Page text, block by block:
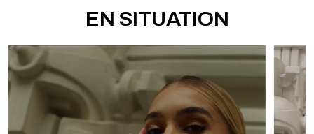
EN SITUATION